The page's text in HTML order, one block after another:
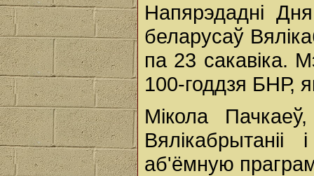
Напярэдадні
беларусаў
па 23 сакавіка.
100-годдзя БНР,
Мікола
аб'ёмную